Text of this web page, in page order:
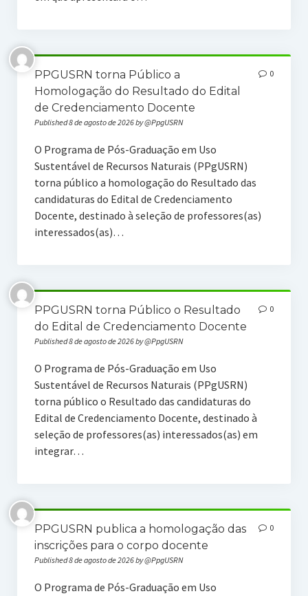
PPGUSRN torna Público a
Homologação do Resultado do Edital
de Credenciamento Docente
Published 8 de agosto de 2026 by @PpgUSRN
0
O Programa de Pós-Graduação em Uso
Sustentável de Recursos Naturais (PPgUSRN)
torna público a homologação do Resultado das
candidaturas do Edital de Credenciamento
Docente, destinado à seleção de professores(as)
interessados(as)…
PPGUSRN torna Público o Resultado
do Edital de Credenciamento Docente
Published 8 de agosto de 2026 by @PpgUSRN
0
O Programa de Pós-Graduação em Uso
Sustentável de Recursos Naturais (PPgUSRN)
torna público o Resultado das candidaturas do
Edital de Credenciamento Docente, destinado à
seleção de professores(as) interessados(as) em
integrar…
PPGUSRN publica a homologação das
inscrições para o corpo docente
Published 8 de agosto de 2026 by @PpgUSRN
0
O Programa de Pós-Graduação em Uso